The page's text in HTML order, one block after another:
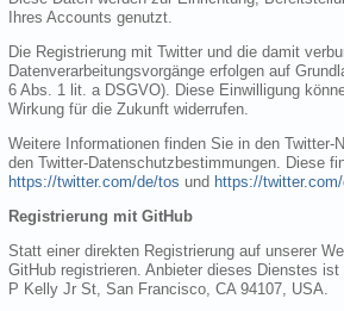
Ihres Accounts genutzt.
Die Registrierung mit Twitter und die damit
Datenverarbeitungsvorgänge erfolgen auf
6 Abs. 1 lit. a DSGVO). Diese Einwilligung
Wirkung für die Zukunft widerrufen.
Weitere Informationen finden Sie in den Twitter-
den Twitter-Datenschutzbestimmungen. Diese
https://twitter.com/de/tos und https://
Registrierung mit GitHub
Statt einer direkten Registrierung auf unserer
GitHub registrieren. Anbieter dieses Dienstes
P Kelly Jr St, San Francisco, CA 94107, USA.